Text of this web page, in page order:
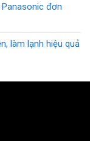
đơn
làm lạnh hiệu quả